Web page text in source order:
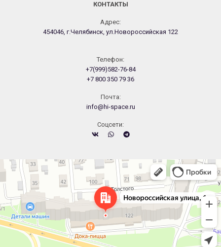
КОНТАКТЫ
Адрес:
454046, г.Челябинск, ул.Новороссийская 122
Телефон:
+7(999)582-76-84
+7 800 350 79 36
Почта:
info@hi-space.ru
Cоцсети:
Челябинск
Новороссийская улица, 122 — Яндекс.Карты